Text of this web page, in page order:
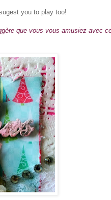
you to play too!
que vous vous amusiez avec